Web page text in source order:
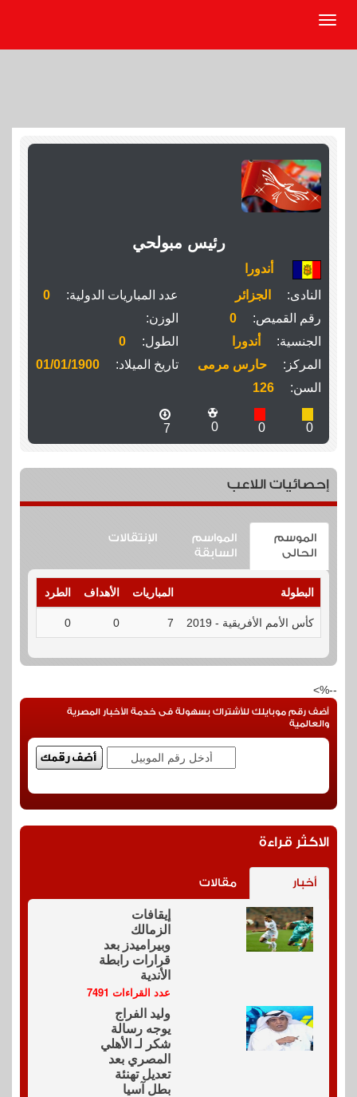
رئيس مبولحي‬‎
أندورا
النادى:
الجزائر عدد المباريات الدولية:
0
رقم القميص:
0
الوزن:
الجنسية:
أندورا الطول:
0
المركز:
حارس مرمى تاريخ الميلاد:
01/01/1900
السن:
126
0
0
0
7
إحصائيات اللاعب
الموسم
الحالى
المواسم
السابقة
الإنتقالات
البطولة المباريات الأهداف الطرد
كأس الأمم الأفريقية - 2019 7
0
0
--%>
أضف رقم موبايلك للأشتراك بسهولة فى خدمة الأخبار المصرية
والعالمية
الاكثر قراءة
أخبار مقالات
إيقافات
الزمالك
وبيراميدز بعد
قرارات رابطة
الأندية
عدد القراءات 7491
وليد الفراج
يوجه رسالة
شكر لـ الأهلي
المصري بعد
تعديل تهنئة
بطل آسيا